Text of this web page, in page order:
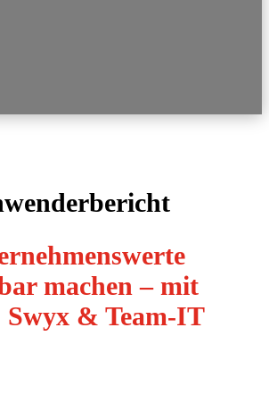
machen – mit
Swyx & Team-IT